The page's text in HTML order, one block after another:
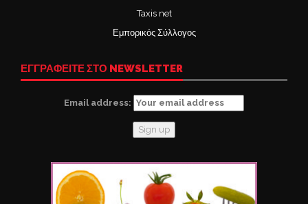
Taxis net
Εμπορικός Σύλλογος
ΕΓΓΡΑΦΕΙΤΕ ΣΤΟ NEWSLETTER
Email address: